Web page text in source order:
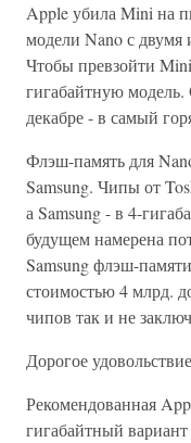
Apple убила Mini на
модели Nano с двумя
Чтобы превзойти
гигабайтную модель.
декабре - в самый
Флэш-память для
Samsung. Чипы от
а Samsung - в 4-
будущем намерена
Samsung флэш-
стоимостью 4 млрд.
чипов так и не
Дорогое удовольствие
Рекомендованная
гигабайтный